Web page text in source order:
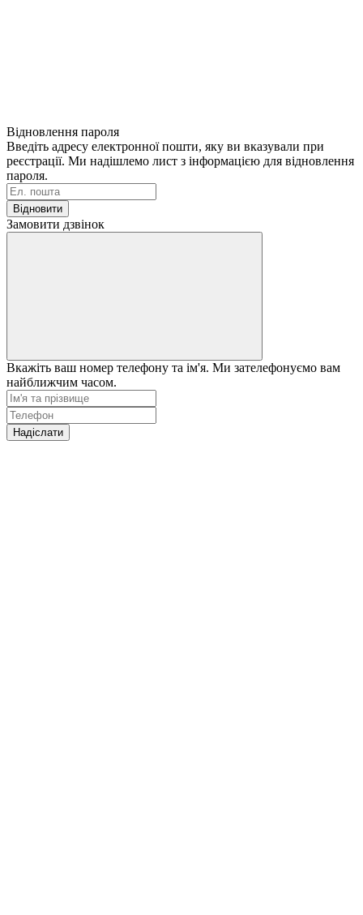
Відновлення пароля
Введіть адресу електронної пошти, яку ви вказували при
реєстрації. Ми надішлемо лист з інформацією для відновлення
пароля.
Відновити
Замовити дзвінок
Вкажіть ваш номер телефону та ім'я. Ми зателефонуємо вам
найближчим часом.
Надіслати